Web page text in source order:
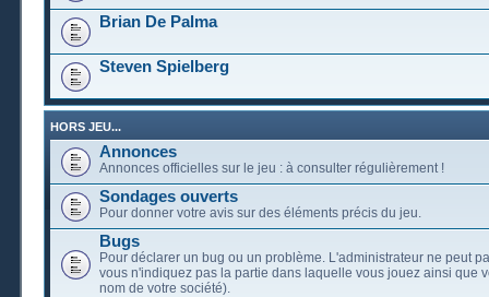
Brian De Palma
Steven Spielberg
HORS JEU...
Annonces
Annonces officielles sur le jeu : à consulter régulièrement !
Sondages ouverts
Pour donner votre avis sur des éléments précis du jeu.
Bugs
Pour déclarer un bug ou un problème. L'administrateur ne peut
vous n'indiquez pas la partie dans laquelle vous jouez ainsi que
nom de votre société).